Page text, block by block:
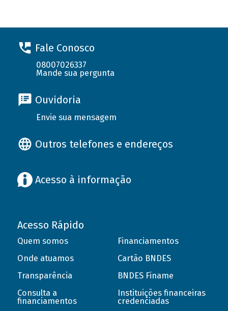
Fale Conosco
08007026337
Mande sua pergunta
Ouvidoria
Envie sua mensagem
Outros telefones e endereços
Acesso à informação
Acesso Rápido
Quem somos
Onde atuamos
Transparência
Consulta a
financiamentos
Financiamentos
Cartão BNDES
BNDES Finame
Instituições financeiras
credenciadas